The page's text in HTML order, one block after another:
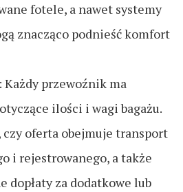
fotele, a nawet systemy
znacząco podnieść komfort
Każdy przewoźnik ma
ilości i wagi bagażu.
czy oferta obejmuje transport
i rejestrowanego, a także
dopłaty za dodatkowe lub